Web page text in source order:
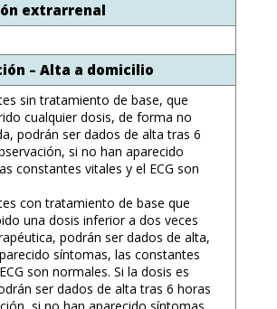
extrarrenal
– Alta a domicilio
sin tratamiento de base, que
cualquier dosis, de forma no
podrán ser dados de alta tras 6
si no han aparecido
constantes vitales y el ECG son
con tratamiento de base que
una dosis inferior a dos veces
podrán ser dados de alta,
síntomas, las constantes
son normales. Si la dosis es
ser dados de alta tras 6 horas